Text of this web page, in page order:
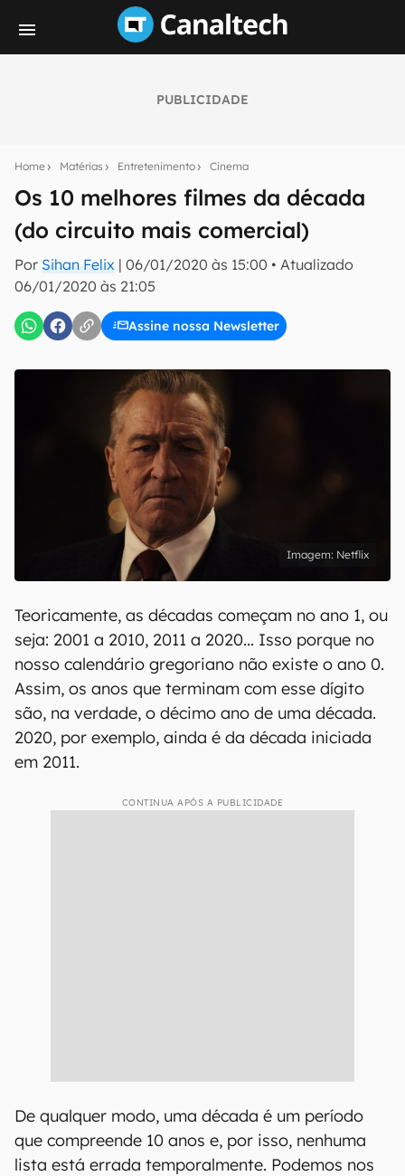
PUBLICIDADE
Home Matérias Entretenimento Cinema
Os 10 melhores filmes da década
(do circuito mais comercial)
Por Sihan Felix | 06/01/2020 às 15:00 • Atualizado
06/01/2020 às 21:05
Assine nossa Newsletter
notícias e reviews sobre tecnologia em primeira
mão.
E-mail
Uso e Política de Privacidade do Canaltech.
Netflix
Teoricamente, as décadas começam no ano 1, ou
seja: 2001 a 2010, 2011 a 2020... Isso porque no
nosso calendário gregoriano não existe o ano 0.
Assim, os anos que terminam com esse dígito
são, na verdade, o décimo ano de uma década.
2020, por exemplo, ainda é da década iniciada
em 2011.
CONTINUA APÓS A PUBLICIDADE
De qualquer modo, uma década é um período
que compreende 10 anos e, por isso, nenhuma
lista está errada temporalmente. Podemos nos